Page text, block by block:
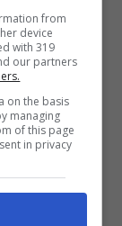
03from
device
with 319
our partners
on the basis
managing
of this page
in privacy